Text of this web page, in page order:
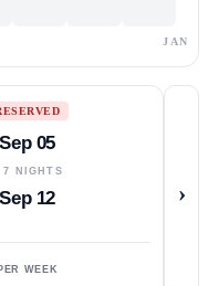
JAN
Sep 05
7 NIGHTS
Sep 12
PER WEEK
›